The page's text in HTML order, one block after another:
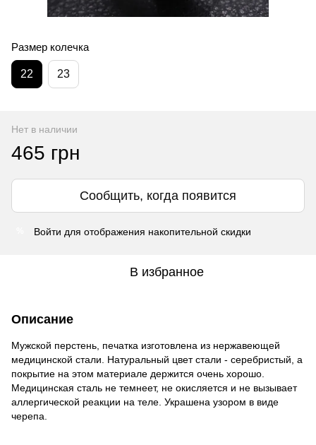
Размер колечка
22 23
Нет в наличии
465 грн
Сообщить, когда появится
Войти для отображения накопительной скидки
В избранное
Описание
Мужской перстень, печатка изготовлена из нержавеющей
медицинской стали. Натуральный цвет стали - серебристый, а
покрытие на этом материале держится очень хорошо.
Медицинская сталь не темнеет, не окисляется и не вызывает
аллергической реакции на теле. Украшена узором в виде
черепа.